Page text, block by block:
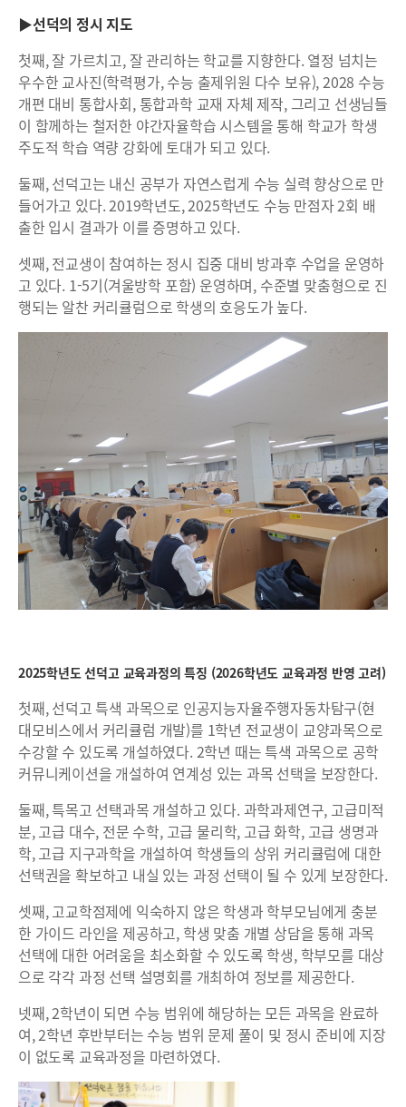
▶선덕의 정시 지도
첫째, 잘 가르치고, 잘 관리하는 학교를 지향한다. 열정 넘치는
우수한 교사진(학력평가, 수능 출제위원 다수 보유), 2028 수능
개편 대비 통합사회, 통합과학 교재 자체 제작, 그리고 선생님들
이 함께하는 철저한 야간자율학습 시스템을 통해 학교가 학생
주도적 학습 역량 강화에 토대가 되고 있다.
둘째, 선덕고는 내신 공부가 자연스럽게 수능 실력 향상으로 만
들어가고 있다. 2019학년도, 2025학년도 수능 만점자 2회 배
출한 입시 결과가 이를 증명하고 있다.
셋째, 전교생이 참여하는 정시 집중 대비 방과후 수업을 운영하
고 있다. 1-5기(겨울방학 포함) 운영하며, 수준별 맞춤형으로 진
행되는 알찬 커리큘럼으로 학생의 호응도가 높다.
2025학년도 선덕고 교육과정의 특징 (2026학년도 교육과정 반영 고려)
첫째, 선덕고 특색 과목으로 인공지능자율주행자동차탐구(현
대모비스에서 커리큘럼 개발)를 1학년 전교생이 교양과목으로
수강할 수 있도록 개설하였다. 2학년 때는 특색 과목으로 공학
커뮤니케이션을 개설하여 연계성 있는 과목 선택을 보장한다.
둘째, 특목고 선택과목 개설하고 있다. 과학과제연구, 고급미적
분, 고급 대수, 전문 수학, 고급 물리학, 고급 화학, 고급 생명과
학, 고급 지구과학을 개설하여 학생들의 상위 커리큘럼에 대한
선택권을 확보하고 내실 있는 과정 선택이 될 수 있게 보장한다.
셋째, 고교학점제에 익숙하지 않은 학생과 학부모님에게 충분
한 가이드 라인을 제공하고, 학생 맞춤 개별 상담을 통해 과목
선택에 대한 어려움을 최소화할 수 있도록 학생, 학부모를 대상
으로 각각 과정 선택 설명회를 개최하여 정보를 제공한다.
넷째, 2학년이 되면 수능 범위에 해당하는 모든 과목을 완료하
여, 2학년 후반부터는 수능 범위 문제 풀이 및 정시 준비에 지장
이 없도록 교육과정을 마련하였다.